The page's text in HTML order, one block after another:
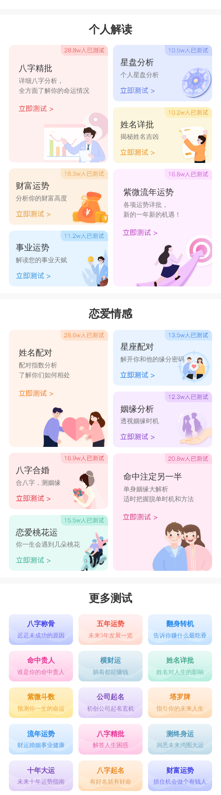
个人解读
八字精批
详细八字分析，
全方面了解你的命运情况
财富运势
分析你的财富高度
事业运势
解读您的事业天赋
星盘分析
个人星盘分析
姓名详批
揭秘姓名吉凶
紫微流年运势
各项运势详批，
新的一年新的机遇！
恋爱情感
姓名配对
配对指数分析
了解你们如何相处
八字合婚
合八字，测姻缘
恋爱桃花运
你一生会遇到几朵桃花
星座配对
解开你和他的缘分密码
姻缘分析
透视姻缘时机
命中注定另一半
单身姻缘大解析
适时把握脱单时机和方法
更多测试
八字称骨
迟迟未成功的原因
五年运势
未来5年发展一览
翻身转机
告诉你赚什么最吃香
命中贵人
谁是你的命中贵人
横财运
躺着都能赚钱
姓名详批
姓名对人生的影响
紫微斗数
预测你一生的命运
公司起名
初创公司起名玄机
塔罗牌
指引你的未来人生
流年运势
财运婚姻事业健康
八字精批
解答人生困惑
测终身运
洞悉未来鸿图大运
十年大运
未来十年运势指南
八字起名
有好名就有好命
财富运势
抓住机会做个有钱人